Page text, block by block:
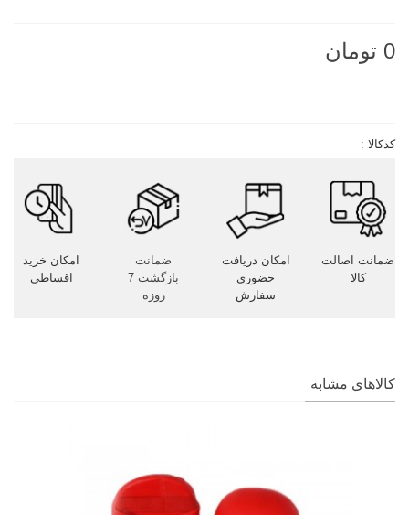
0 تومان
کدکالا :
ضمانت اصالت
کالا
امکان دریافت
حضوری
سفارش
ضمانت
بازگشت 7
روزه
امکان خرید
اقساطی
کالاهای مشابه